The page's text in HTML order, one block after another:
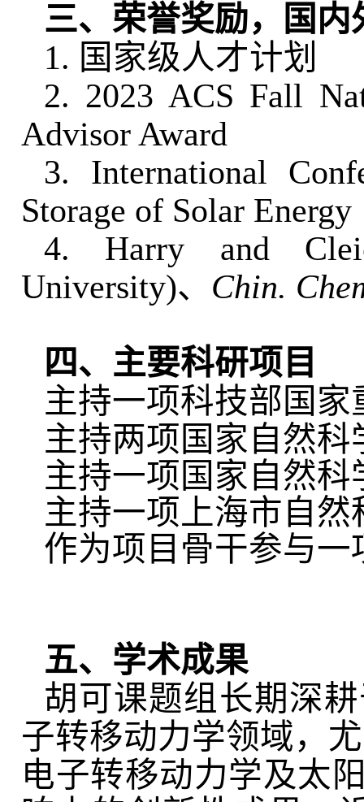
三、荣誉奖励，国
1. 国家级人才计划
2. 2023 ACS Fall
Advisor Award
3. International
Storage of Solar
4. Harry and
University)、 Chin.
四、主要科研项目
主持一项科技部国家
主持两项国家自然
主持一项国家自然
主持一项上海市自
作为项目骨干参与
五、学术成果
胡可课题组长期深
子转移动力学领域，
电子转移动力学及太